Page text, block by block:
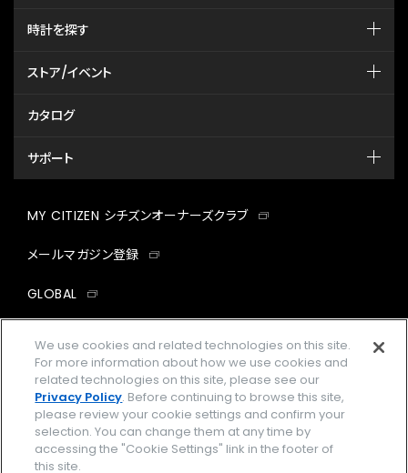
時計を探す
ストア/イベント
カタログ
サポート
MY CITIZEN シチズンオーナーズクラブ
メールマガジン登録
GLOBAL
facebookinstagramtwitter
企業情報 ご利用規約
プライバシーポリシー Cookies Settings
We use cookies and related technologies on this site.
For more information about how we use cookies and
related technologies on this site, please see our
Privacy Policy. Before continuing to browse this site,
please review your cookie settings and confirm your
selection. You can change them at any time by
accessing the "Cookie Settings" link in the footer of
this site.